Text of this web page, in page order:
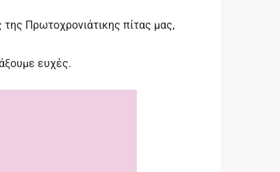
Πρωτοχρονιάτικης πίτας μας,
ευχές.